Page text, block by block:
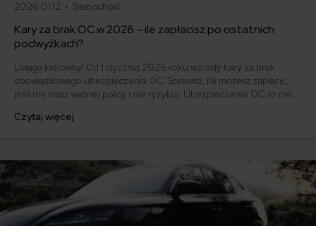
2026.01.12 • Samochód
Kary za brak OC w 2026 – ile zapłacisz po ostatnich
podwyżkach?
Uwaga kierowcy! Od 1 stycznia 2026 roku wzrosły kary za brak
obowiązkowego ubezpieczenia OC. Sprawdź, ile możesz zapłacić,
jeśli nie masz ważnej polisy i nie ryzykuj. Ubezpieczenie OC to nie
ruchu drogowego.
Czytaj więcej